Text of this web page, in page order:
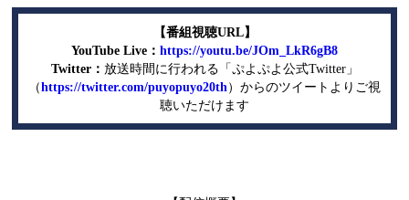
【番組視聴URL】
YouTube Live ： https://youtu.be/JOm_LkR6gB8
Twitter： 放送時間に行われる「ぷよぷよ公式Twitter」
（https://twitter.com/puyopuyo20th）からのツイートよりご視
聴いただけます